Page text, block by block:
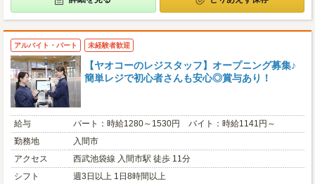
アルバイト・パート 未経験者歓迎
【ヤオコーのレジスタッフ】オープニング募集♪
簡単レジで初心者さんも安心◎賞与あり！
給与
パート：時給1280～1530円 バイト：時給1141円～
勤務地
入間市
アクセス
西武池袋線 入間市駅 徒歩 11分
シフト
週3日以上 1日8時間以上